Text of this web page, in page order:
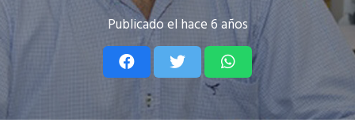
Publicado el hace 6 años